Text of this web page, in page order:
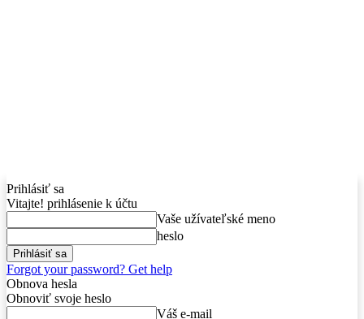
Prihlásiť sa
Vitajte! prihlásenie k účtu
Vaše užívateľské meno
heslo
Forgot your password? Get help
Obnova hesla
Obnoviť svoje heslo
Váš e-mail